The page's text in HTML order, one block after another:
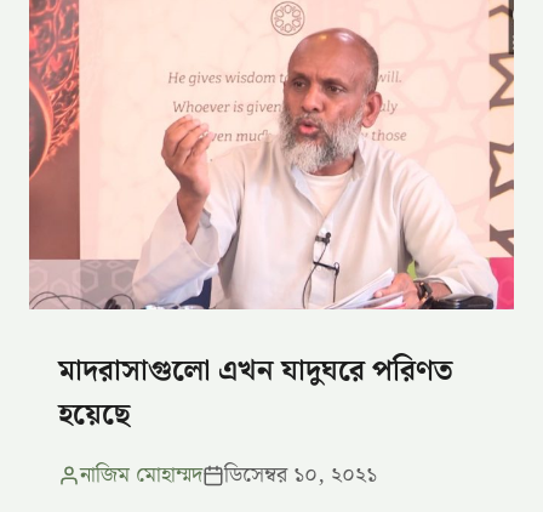
মাদরাসাগুলো এখন যাদুঘরে পরিণত
হয়েছে
নাজিম মোহাম্মদ
ডিসেম্বর ১০, ২০২১